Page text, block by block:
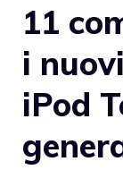
11
i
iPod